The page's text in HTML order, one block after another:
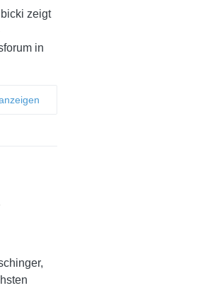
zeigt
in